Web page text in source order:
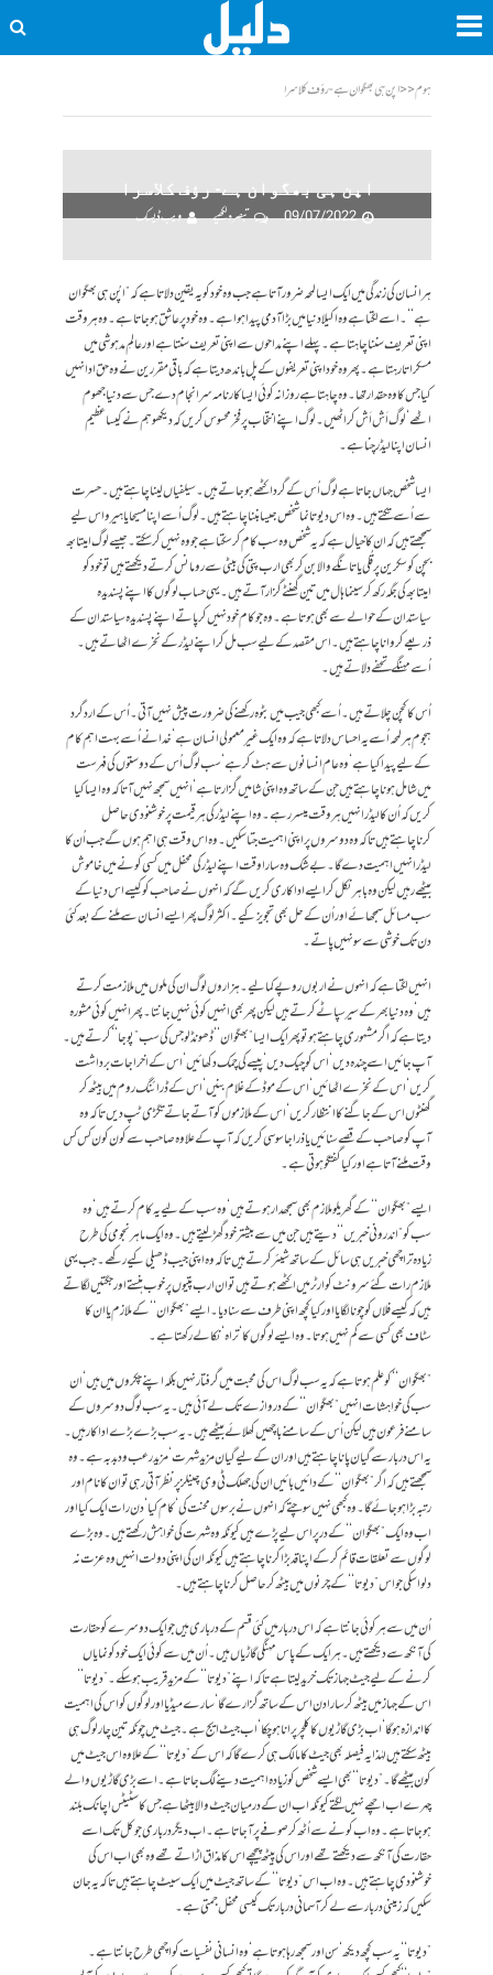
ہوم<<اپن ہی بھگوان ہے- رؤف کلاسرا
اپن ہی بھگوان ہے- رؤف کلاسرا
09/07/2022
تبصرہ لکھیے ویب ڈیسک
ہر انسان کی زندگی میں ایک ایسا لمحہ ضرور آتا ہے جب وہ خود کو یہ یقین دلاتا ہے کہ ”اپُن ہی بھگوان
ہے‘‘۔ اسے لگتا ہے وہ اکیلا دنیا میں بڑا آدمی پیدا ہوا ہے۔ وہ خود پر عاشق ہو جاتا ہے۔ وہ ہر وقت
اپنی تعریف سننا چاہتا ہے۔ پہلے اپنے مداحوں سے اپنی تعریف سنتا ہے اور عالمِ مدہوشی میں
مسکراتا رہتا ہے۔ پھر وہ خود اپنی تعریفوں کے پل باندھ دیتا ہے کہ باقی مقررین نے وہ حق ادا نہیں
کیا جس کا وہ حقدار تھا۔ وہ چاہتا ہے روزانہ کوئی ایسا کارنامہ سرانجام دے جس سے دنیا جھوم
اٹھے‘ لوگ اَش اَش کر اٹھیں۔ لوگ اپنے انتخاب پر فخر محسوس کریں کہ دیکھو ہم نے کیسا عظیم
انسان اپنا لیڈر چنا ہے۔
ایسا شخص جہاں جاتا ہے لوگ اُس کے گرد اکٹھے ہو جاتے ہیں۔ سیلفیاں لینا چاہتے ہیں۔ حسرت
سے اُسے تکتے ہیں۔ وہ اس دیوتا نما شخص جیسا بننا چاہتے ہیں۔ لوگ اُسے اپنا مسیحا یا ہیرو اس لیے
سمجھتے ہیں کہ ان کا خیال ہے کہ یہ شخص وہ سب کام کر سکتا ہے جو وہ نہیں کر سکتے۔ جیسے لوگ امیتابھ
بچن کو سکرین پر قُلی یا تانگے والا بن کر بھی ارب پتی کی بیٹی سے رومانس کرتے دیکھتے ہیں تو خود کو
امیتابھ کی جگہ رکھ کر سینما ہال میں تین گھنٹے گزار آتے ہیں۔ یہی حساب لوگوں کا اپنے پسندیدہ
سیاستدان کے حوالے سے بھی ہوتا ہے۔ وہ جو کام خود نہیں کر پاتے اپنے پسندیدہ سیاستدان کے
ذریعے کروانا چاہتے ہیں۔ اس مقصد کے لیے سب مل کر اپنے لیڈر کے نخرے اٹھاتے ہیں۔
اُسے مہنگے تحفے دلاتے ہیں۔
اُس کا کچن چلاتے ہیں۔ اُسے کبھی جیب میں بٹوہ رکھنے کی ضرورت پیش نہیں آتی۔ اُس کے اردگرد
ہجوم ہر لمحہ اُسے یہ احساس دلاتا ہے کہ وہ ایک غیرمعمولی انسان ہے‘ خدا نے اُسے بہت اہم کام
کے لیے پیدا کیا ہے‘وہ عام انسانوں سے ہٹ کر ہے‘ سب لوگ اُس کے دوستوں کی فہرست
میں شامل ہونا چاہتے ہیں جن کے ساتھ وہ اپنی شامیں گزارتا ہے‘ انہیں سمجھ نہیں آتا کہ وہ ایسا کیا
کریں کہ اُن کا لیڈر انہیں ہر وقت میسر رہے۔ وہ اپنے لیڈرکی ہر قیمت پر خوشنودی حاصل
کرناچاہتے ہیں تاکہ وہ دوسروں پر اپنی اہمیت جتا سکیں۔ وہ اس وقت ہی اہم ہوں گے جب اُن کا
لیڈر انہیں اہمیت دے گا۔ بے شک وہ سارا وقت اپنے لیڈر کی محفل میں کسی کونے میں خاموش
بیٹھے رہیں لیکن وہ باہر نکل کر ایسے اداکاری کریں گے کہ انہوں نے صاحب کو کیسے اس دنیا کے
سب مسائل سمجھائے اور اُن کے حل بھی تجویز کیے۔ اکثر لوگ پھر ایسے انسان سے ملنے کے بعد کئی
دن تک خوشی سے سو نہیں پاتے۔
انہیں لگتا ہے کہ انہوں نے اربوں روپے کما لیے۔ ہزاروں لوگ ان کی ملوں میں ملازمت کرتے
ہیں‘ وہ دنیا بھر کے سیر سپاٹے کرتے ہیں لیکن پھر بھی انہیں کوئی نہیں جانتا۔پھر انہیں کوئی مشورہ
دیتا ہے کہ اگر مشہوری چاہتے ہو تو پھر ایک ایسا ”بھگوان‘‘ ڈھونڈ لو جس کی سب ”پوجا‘‘ کرتے ہیں۔
آپ جائیں اسے چندہ دیں‘ اس کو چیک دیں‘ پیسے کی چمک دکھائیں‘ اس کے اخراجات برداشت
کریں‘ اس کے نخرے اٹھائیں‘ اس کے موڈ کے غلام بنیں‘ اس کے ڈرائنگ روم میں بیٹھ کر
گھنٹوں اس کے جاگنے کا انتظار کریں‘ اس کے ملازموں کو آتے جاتے تگڑی ٹپ دیں تاکہ وہ
آپ کو صاحب کے قصے سنائیں یا ذرا جاسوسی کریں کہ آپ کے علاوہ صاحب سے کون کون کس کس
وقت ملنے آتا ہے اور کیا گفتگو ہوتی ہے۔
ایسے ”بھگوان‘‘ کے گھریلو ملازم بھی سمجھدار ہوتے ہیں‘ وہ سب کے لیے یہ کام کرتے ہیں‘ وہ
سب کو ”اندرونی خبریں‘‘ دیتے ہیں جن میں سے بیشتر خود گھڑ لیتے ہیں۔ وہ ایک ماہر نجومی کی طرح
زیادہ تر اچھی خبریں ہی سائل کے ساتھ شیئر کرتے ہیں تاکہ وہ اپنی جیب ڈھیلی کیے رکھے۔ جب یہی
ملازم رات گئے سرونٹ کوارٹر میں اکٹھے ہوتے ہیں تو ان ارب پتیوں پر خوب ہنستے اور جگتیں لگاتے
ہیں کہ کیسے فلاں کو چونا لگایا اور کیا کچھ اپنی طرف سے سنا دیا۔ ایسے ”بھگوان‘‘ کے ملازم یا ان کا
سٹاف بھی کسی سے کم نہیں ہوتا۔ وہ ایسے لوگوں کا ‘تراہ‘ نکالے رکھتا ہے۔
”بھگوان‘‘ کو علم ہوتاہے کہ یہ سب لوگ اس کی محبت میں گرفتار نہیں بلکہ اپنے چکروں میں ہیں‘ ان
سب کی خواہشات انہیں ”بھگوان‘‘ کے دروازے تک لے آئی ہیں۔ یہ سب لوگ دوسروں کے
سامنے فرعون ہیں لیکن اُس کے سامنے باچھیں کھلائے بیٹھے ہیں۔ یہ سب بڑے بڑے اداکار ہیں۔
یہ اس دربار سے گیان پانا چاہتے ہیں اور ان کے لیے گیان مزید شہرت‘ مزید رعب و دبدبہ ہے۔ وہ
سمجھتے ہیں کہ اگر”بھگوان‘‘ کے دائیں بائیں ان کی جھلک ٹی وی چینلز پر نظر آتی رہی تو ان کا نام اور
رتبہ بڑا ہوجائے گا۔ وہ کبھی نہیں سوچتے کہ انہوں نے برسوں محنت کی‘ کام کیا‘ دن رات ایک کیا اور
اب وہ ایک”بھگوان‘‘ کے در پر اس لیے پڑے ہیں کیونکہ وہ شہرت کی خواہش رکھتے ہیں۔ وہ بڑے
لوگوں سے تعلقات قائم کرکے اپنا قد بڑا کرنا چاہتے ہیں کیونکہ ان کی اپنی دولت انہیں وہ عزت نہ
دلوا سکی جو اس ”دیوتا‘‘کے چرنوں میں بیٹھ کر حاصل کرنا چاہتے ہیں۔
اُن میں سے ہر کوئی جانتا ہے کہ اس دربار میں کئی قسم کے درباری ہیں جو ایک دوسرے کو حقارت
کی آنکھ سے دیکھتے ہیں۔ ہر ایک کے پاس مہنگی گاڑیاں ہیں۔ اُن میں سے کوئی ایک خود کو نمایاں
کرنے کے لیے جیٹ جہاز تک خرید لیتا ہے تاکہ اپنے ”دیوتا‘‘ کے مزید قریب ہو سکے۔ ”دیوتا‘‘
اس کے جہاز میں بیٹھ کر سارا دن اس کے ساتھ گزارے گا‘ سارے میڈیا اور لوگوں کو اس کی اہمیت
کا اندازہ ہوگا‘ اب بڑی گاڑیوں کا کلچر پرانا ہو چکا‘ اب جیٹ ایج ہے۔ جیٹ میں چونکہ تین چار لوگ ہی
بیٹھ سکتے ہیں لہٰذا یہ فیصلہ بھی جیٹ کا مالک ہی کرے گا کہ اس کے ”دیوتا‘‘ کے علاوہ اس جیٹ میں
کون بیٹھے گا۔ ”دیوتا‘‘ بھی ایسے شخص کو زیادہ اہمیت دینے لگ جاتا ہے۔ اسے بڑی گاڑیوں والے
چہرے اب اچھے نہیں لگتے کیونکہ اب ان کے درمیان جیٹ والا بیٹھا ہے جس کا سٹیٹس اچانک بلند
ہو جاتا ہے۔ وہ اب کونے سے اُٹھ کر صوفے پر آجاتا ہے۔ اب دیگر درباری جو کل تک اسے
حقارت کی آنکھ سے دیکھتے تھے اور اس کی پیٹھ پیچھے اس کا مذاق اڑاتے تھے وہ بھی اب اس کی
خوشنودی چاہتے ہیں۔ وہ اب اس ”دیوتا‘‘ کے ساتھ جیٹ میں ایک سیٹ چاہتے ہیں تاکہ یہ جان
سکیں کہ زمینی دربار سے لے کر آسمانی دربار تک کیسی محفل جمتی ہے۔
”دیوتا‘‘ یہ سب کچھ دیکھ‘ سن اور سمجھ رہا ہوتا ہے‘ وہ انسانی نفسیات کو اچھی طرح جانتا ہے۔